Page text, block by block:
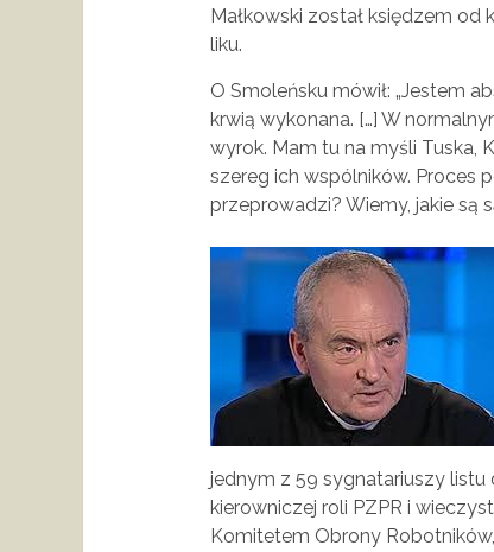
Małkowski został księdzem
liku.
O Smoleńsku mówił: „Jestem
krwią wykonana. […] W
wyrok. Mam tu na myśli Tuska,
szereg ich wspólników. Proces
przeprowadzi? Wiemy, jakie są
jednym z 59 sygnatariuszy
kierowniczej roli PZPR i
Komitetem Obrony